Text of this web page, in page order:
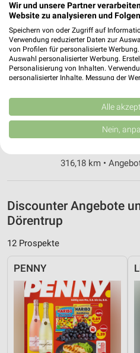
Arminstraße 27
32756 Detmold
Heute 07:00 -
315,25 km •
ALDI Nord Detmold
Klingenbergstraße
32758 Detmold
316,18 km •
Discounter Angebote
Dörentrup
12 Prospekte
PENNY
Wir und unsere Partner
Website zu analysieren und
Speichern von oder Zugriff auf
Verwendung reduzierter Daten zur
von Profilen für personalisierte
Auswahl personalisierter Werbung.
Personalisierung von Inhalten.
personalisierter Inhalte. Messung der
Kombinationen von Daten aus
Verbesserung der Angebote.
von Inhalten.
Daten können außerhalb der
USA gesendet werden.
Website/App.
IAB-Verarbeitungszwecke:
Speichern von oder Zugriff auf
auf einem Endgerät
Werbeanzeigen
Erstellung von Profilen für
Werbung
Verwendung von Profilen zur
personalisierter Werbung
Alle
Nein,